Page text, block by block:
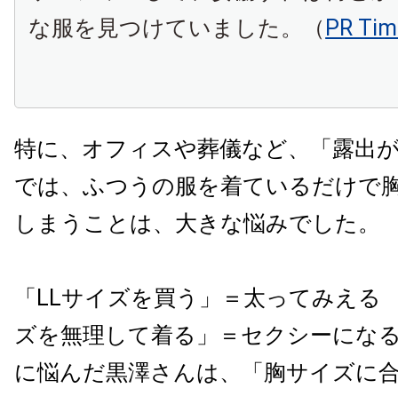
な服を見つけていました。（ PR
特に、オフィスや葬儀など、「露出
では、ふつうの服を着ているだけで
しまうことは、大きな悩みでした。
「LLサイズを買う」＝太ってみえ
ズを無理して着る」＝セクシーにな
に悩んだ黒澤さんは、「胸サイズに